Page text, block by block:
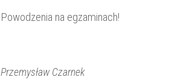
Powodzenia na egzaminach!
Przemysław Czarnek